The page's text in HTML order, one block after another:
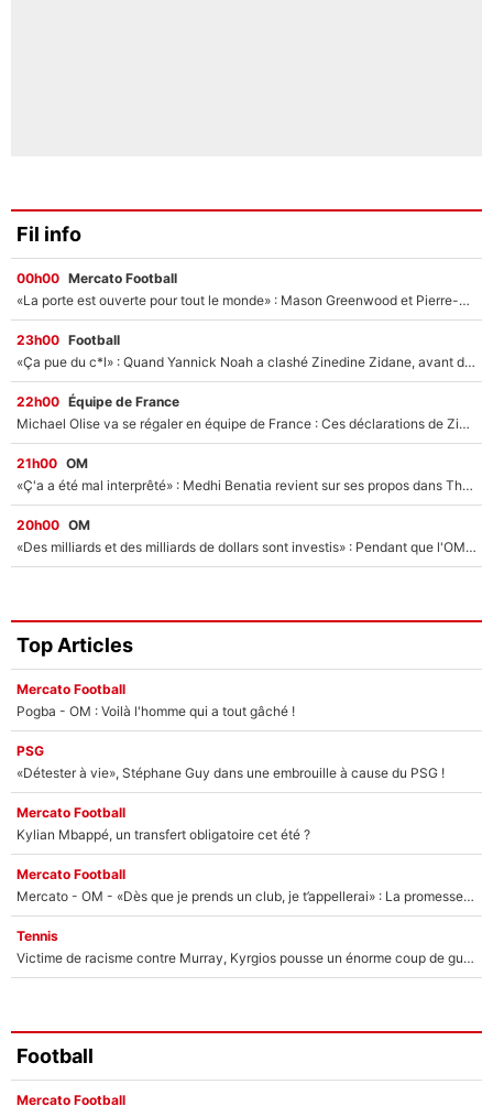
Fil info
00h00 Mercato Football
«La porte est ouverte pour tout le monde» : Mason Greenwood et Pierre-Emerick Aubameyang ont quitté l'OM, Amine Gouiri balance sur la suite du mercato et sur la réaction du vestiaire !
23h00 Football
«Ça pue du c*l» : Quand Yannick Noah a clashé Zinedine Zidane, avant de se faire recadrer par le nouveau sélectionneur de l'équipe de France !
22h00 Équipe de France
Michael Olise va se régaler en équipe de France : Ces déclarations de Zinedine Zidane qui prouvent qu'il va tout miser sur la star du Bayern Munich !
21h00 OM
«Ç'a a été mal interprêté» : Medhi Benatia revient sur ses propos dans The Bridge et précise ses conditions pour rejoindre le PSG !
20h00 OM
«Des milliards et des milliards de dollars sont investis» : Pendant que l'OM est en pleine crise financière, Frank McCourt lance un nouveau projet à 260M€ !
Top Articles
Mercato Football
Pogba - OM : Voilà l'homme qui a tout gâché !
PSG
«Détester à vie», Stéphane Guy dans une embrouille à cause du PSG !
Mercato Football
Kylian Mbappé, un transfert obligatoire cet été ?
Mercato Football
Mercato - OM - «Dès que je prends un club, je t’appellerai» : La promesse de Marcelino au moment de claquer la porte
Tennis
Victime de racisme contre Murray, Kyrgios pousse un énorme coup de gueule !
Football
Mercato Football